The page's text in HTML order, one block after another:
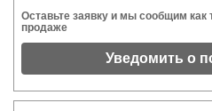
Оставьте заявку и мы сообщим как
продаже
Уведомить о